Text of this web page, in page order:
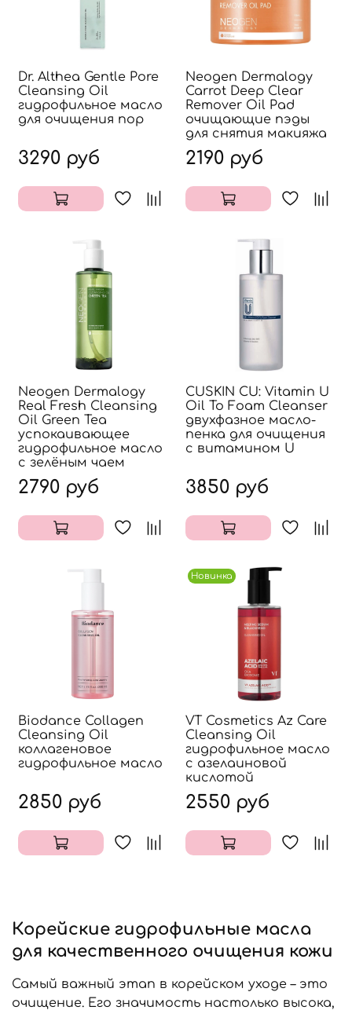
Dr. Althea Gentle Pore
Cleansing Oil
гидрофильное масло
для очищения пор
3290 руб
Neogen Dermalogy
Carrot Deep Clear
Remover Oil Pad
очищающие пэды
для снятия макияжа
2190 руб
Neogen Dermalogy
Real Fresh Cleansing
Oil Green Tea
успокаивающее
гидрофильное масло
с зелёным чаем
2790 руб
CUSKIN CU: Vitamin U
Oil To Foam Cleanser
двухфазное масло-
пенка для очищения
с витамином U
3850 руб
Biodance Collagen
Cleansing Oil
коллагеновое
гидрофильное масло
2850 руб
Новинка
VT Cosmetics Az Care
Cleansing Oil
гидрофильное масло
с азелаиновой
кислотой
2550 руб
Корейские гидрофильные масла
для качественного очищения кожи
Самый важный этап в корейском уходе – это
очищение. Его значимость настолько высока,